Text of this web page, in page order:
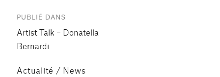
de
l’article
PUBLIÉ DANS
Artist Talk – Donatella
Bernardi
Actualité / News